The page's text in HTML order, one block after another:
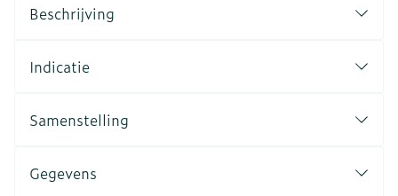
Beschrijving
Indicatie
Samenstelling
Gegevens